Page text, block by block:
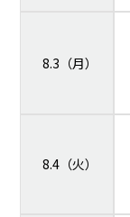
8.3（月）
8.4（火）